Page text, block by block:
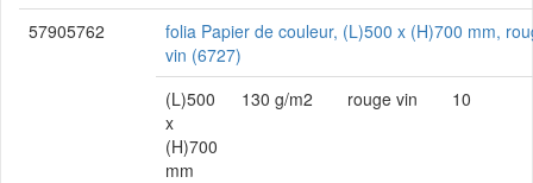
57905762
folia Papier de couleur, (L)500 x (H)700 mm,
vin (6727)
(L)500
x
(H)700
mm
130 g/m2 rouge vin 10